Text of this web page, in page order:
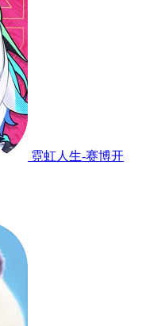
霓虹人生-赛博开